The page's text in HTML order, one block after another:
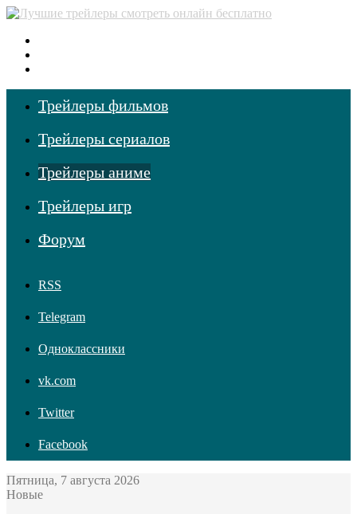
Трейлеры фильмов
Трейлеры сериалов
Трейлеры аниме
Трейлеры игр
Форум
RSS
Telegram
Одноклассники
vk.com
Twitter
Facebook
Пятница, 7 августа 2026
Новые